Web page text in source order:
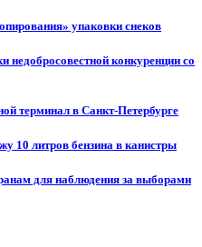
упаковки снеков
конкуренции со
терминал в Санкт-Петербурге
10 литров бензина в канистры
для наблюдения за выборами